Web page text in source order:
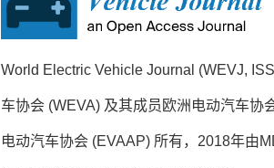
World Electric Vehicle Journal (WEVJ,
车协会 (WEVA) 及其成员欧洲电动汽车协
电动汽车协会 (EVAAP) 所有，2018年由